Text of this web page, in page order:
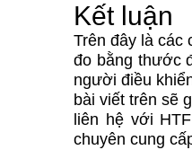
Kết luận
Trên đây là các
đo bằng thước
người điều
bài viết trên sẽ
liên hệ với
chuyên cung